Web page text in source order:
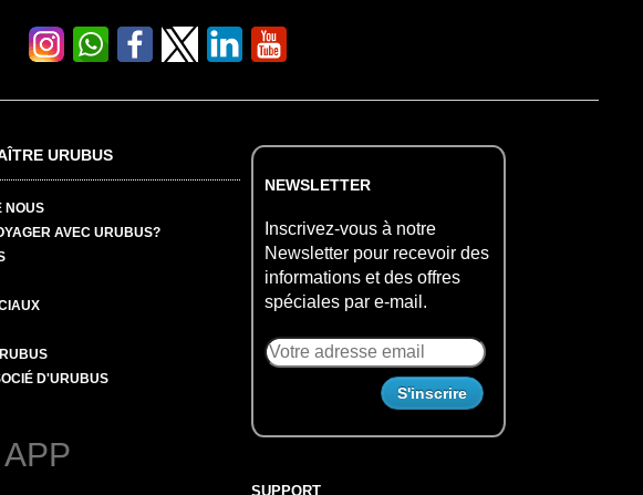
URUBUS
NOUS
AVEC URUBUS?
D'URUBUS
APP
NEWSLETTER
Inscrivez-vous à notre
Newsletter pour recevoir des
informations et des offres
spéciales par e-mail.
SUPPORT